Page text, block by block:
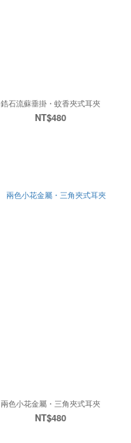
鋯石流蘇垂掛・蚊香夾式耳夾
NT$480
兩色小花金屬・三角夾式耳夾
NT$480